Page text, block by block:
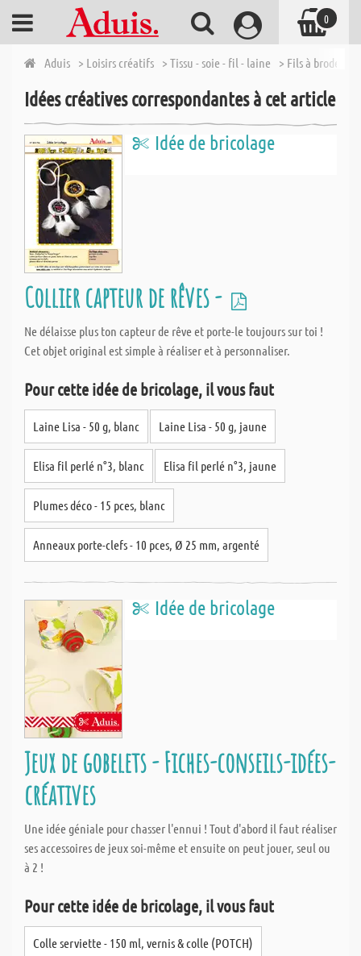
Aduis > Loisirs créatifs > Tissu - soie - fil - laine > Fils à broder
Idées créatives correspondantes à cet article
Idée de bricolage
Collier capteur de rêves -
Ne délaisse plus ton capteur de rêve et porte-le toujours sur toi !
Cet objet original est simple à réaliser et à personnaliser.
Pour cette idée de bricolage, il vous faut
Laine Lisa - 50 g, blanc Laine Lisa - 50 g, jaune
Elisa fil perlé n°3, blanc Elisa fil perlé n°3, jaune
Plumes déco - 15 pces, blanc
Anneaux porte-clefs - 10 pces, Ø 25 mm, argenté
Idée de bricolage
Jeux de gobelets - Fiches-conseils-idées-
créatives
Une idée géniale pour chasser l'ennui ! Tout d'abord il faut réaliser
ses accessoires de jeux soi-même et ensuite on peut jouer, seul ou
à 2 !
Pour cette idée de bricolage, il vous faut
Colle serviette - 150 ml, vernis & colle (POTCH)
0